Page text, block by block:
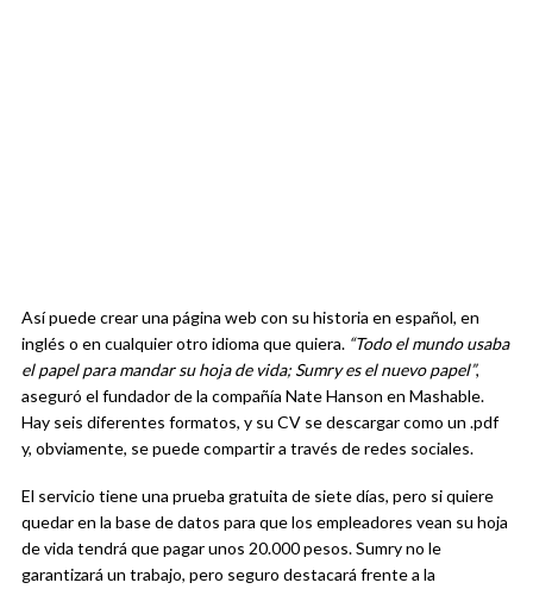
Así puede crear una página web con su historia en español, en
inglés o en cualquier otro idioma que quiera. “Todo el mundo usaba
el papel para mandar su hoja de vida; Sumry es el nuevo papel”,
aseguró el fundador de la compañía Nate Hanson en Mashable.
Hay seis diferentes formatos, y su CV se descargar como un .pdf
y, obviamente, se puede compartir a través de redes sociales.
El servicio tiene una prueba gratuita de siete días, pero si quiere
quedar en la base de datos para que los empleadores vean su hoja
de vida tendrá que pagar unos 20.000 pesos. Sumry no le
garantizará un trabajo, pero seguro destacará frente a la